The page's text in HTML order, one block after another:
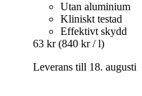
Utan aluminium
Kliniskt testad
Effektivt skydd
63 kr (840 kr / l)
Leverans till 18. augusti